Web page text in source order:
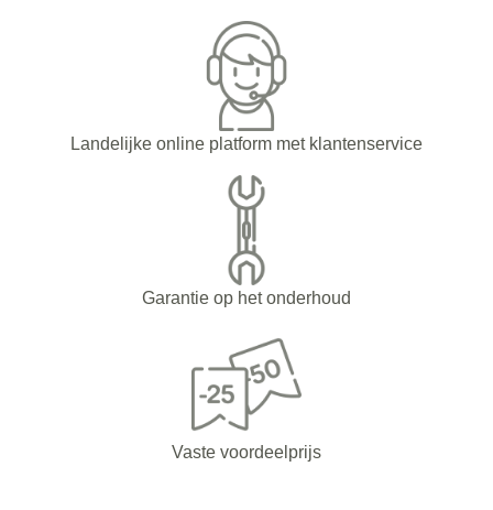
Landelijke online platform met klantenservice
Garantie op het onderhoud
Vaste voordeelprijs